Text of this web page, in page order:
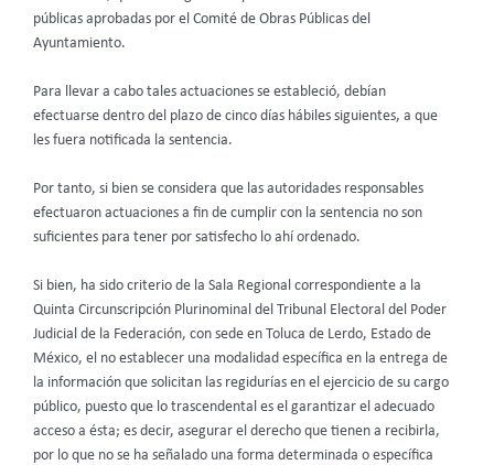
públicas aprobadas por el Comité de Obras Públicas del
Ayuntamiento.
Para llevar a cabo tales actuaciones se estableció, debían
efectuarse dentro del plazo de cinco días hábiles siguientes, a que
les fuera notificada la sentencia.
Por tanto, si bien se considera que las autoridades responsables
efectuaron actuaciones a fin de cumplir con la sentencia no son
suficientes para tener por satisfecho lo ahí ordenado.
Si bien, ha sido criterio de la Sala Regional correspondiente a la
Quinta Circunscripción Plurinominal del Tribunal Electoral del Poder
Judicial de la Federación, con sede en Toluca de Lerdo, Estado de
México, el no establecer una modalidad específica en la entrega de
la información que solicitan las regidurías en el ejercicio de su cargo
público, puesto que lo trascendental es el garantizar el adecuado
acceso a ésta; es decir, asegurar el derecho que tienen a recibirla,
por lo que no se ha señalado una forma determinada o específica